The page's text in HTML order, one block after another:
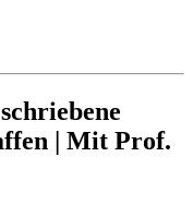
| Mit Prof.